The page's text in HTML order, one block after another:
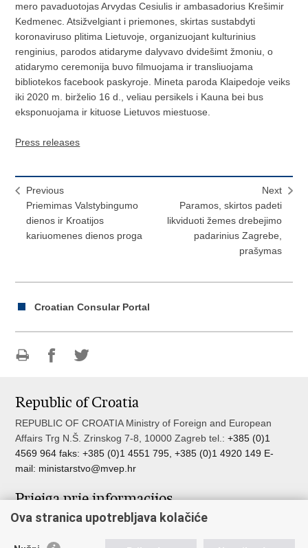
mero pavaduotojas Arvydas Cesiulis ir ambasadorius Krešimir
Kedmenec. Atsižvelgiant i priemones, skirtas sustabdyti
koronaviruso plitima Lietuvoje, organizuojant kulturinius
renginius, parodos atidaryme dalyvavo dvidešimt žmoniu, o
atidarymo ceremonija buvo filmuojama ir transliuojama
bibliotekos facebook paskyroje. Mineta paroda Klaipedoje veiks
iki 2020 m. birželio 16 d., veliau persikels i Kauna bei bus
eksponuojama ir kituose Lietuvos miestuose.
Press releases
Previous
Priemimas Valstybingumo
dienos ir Kroatijos
kariuomenes dienos proga
Next
Paramos, skirtos padeti
likviduoti žemes drebejimo
padarinius Zagrebe,
prašymas
Croatian Consular Portal
page
FacebookTwitteru
Republic of Croatia
REPUBLIC OF CROATIA Ministry of Foreign and European
Affairs Trg N.Š. Zrinskog 7-8, 10000 Zagreb tel.:+385 (0)1
4569 964 faks: +385 (0)1 4551 795, +385 (0)1 4920 149 E-
mail: ministarstvo@mvep.hr
Prieiga prie informacijos
Pristup informacijama
Ova stranica upotrebljava kolačiće